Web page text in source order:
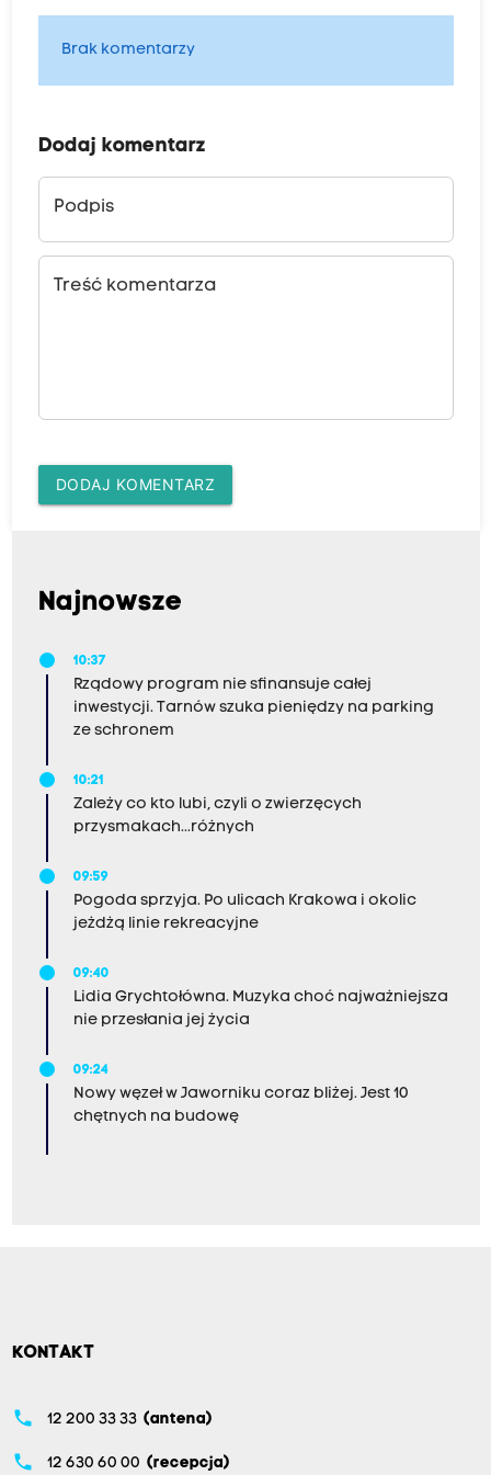
Brak komentarzy
Dodaj komentarz
Podpis
Treść komentarza
DODAJ KOMENTARZ
Najnowsze
10:37
Rządowy program nie sfinansuje całej
inwestycji. Tarnów szuka pieniędzy na parking
ze schronem
10:21
Zależy co kto lubi, czyli o zwierzęcych
przysmakach...różnych
09:59
Pogoda sprzyja. Po ulicach Krakowa i okolic
jeżdżą linie rekreacyjne
09:40
Lidia Grychtołówna. Muzyka choć najważniejsza
nie przesłania jej życia
09:24
Nowy węzeł w Jaworniku coraz bliżej. Jest 10
chętnych na budowę
KONTAKT
phone 12 200 33 33 (antena)
phone 12 630 60 00 (recepcja)